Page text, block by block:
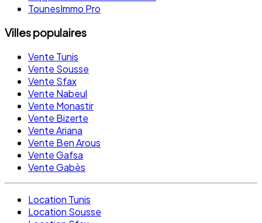
TounesImmo Pro
Villes populaires
Vente Tunis
Vente Sousse
Vente Sfax
Vente Nabeul
Vente Monastir
Vente Bizerte
Vente Ariana
Vente Ben Arous
Vente Gafsa
Vente Gabès
Location Tunis
Location Sousse